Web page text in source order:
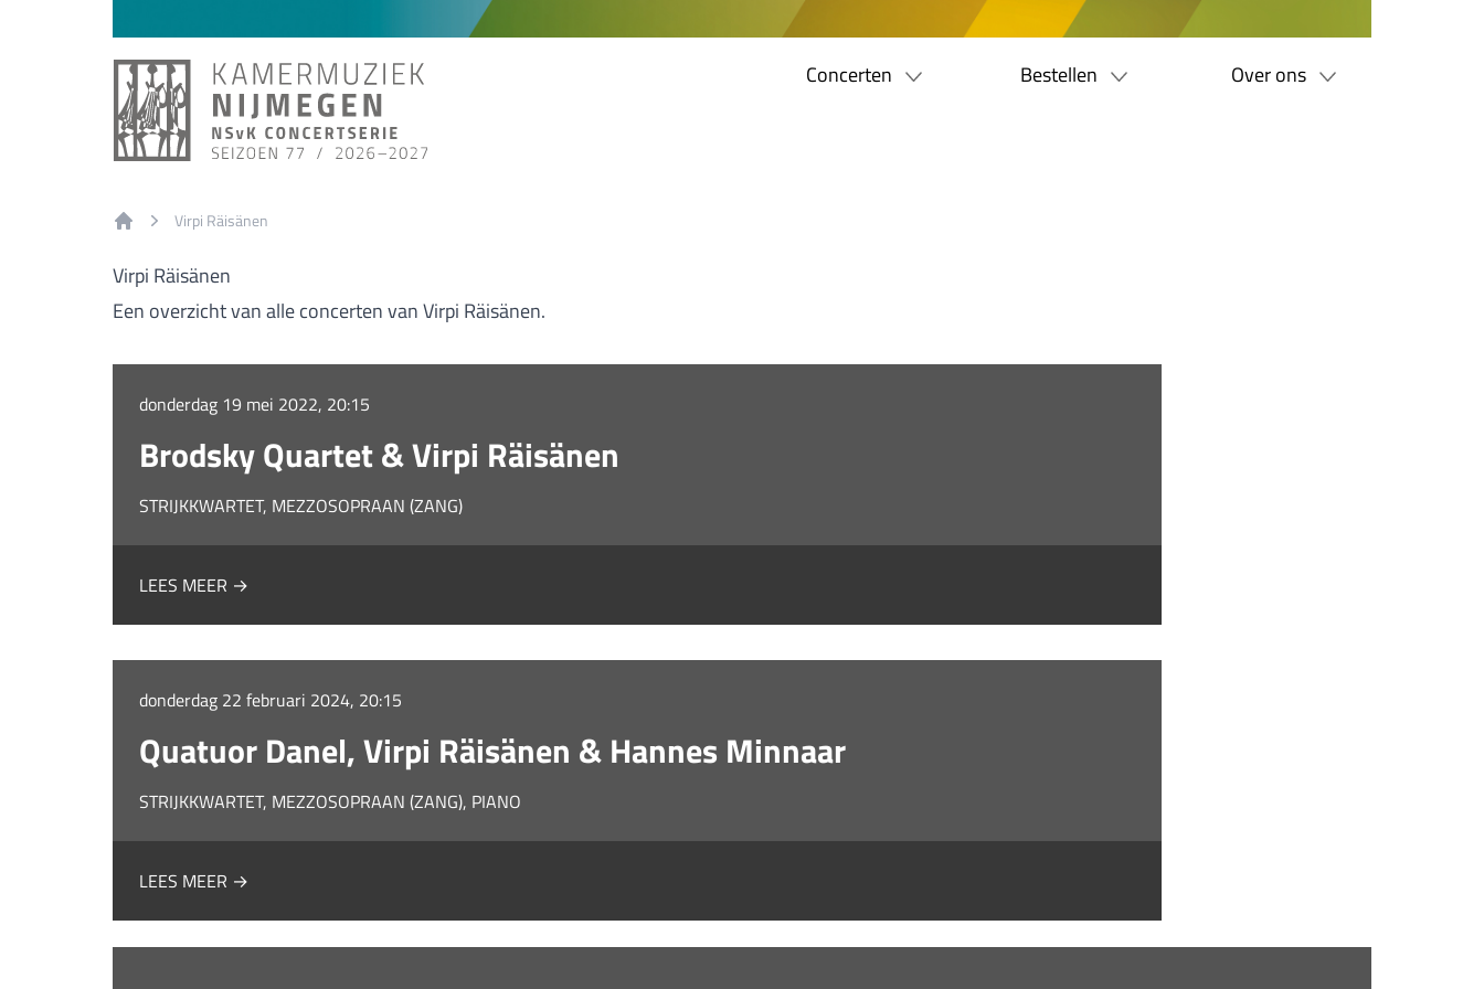
Concerten Bestellen Over ons
Virpi Räisänen
Virpi Räisänen
Een overzicht van alle concerten van Virpi Räisänen.
donderdag 19 mei 2022, 20:15
Brodsky Quartet & Virpi Räisänen
STRIJKKWARTET, MEZZOSOPRAAN (ZANG)
LEES MEER →
donderdag 22 februari 2024, 20:15
Quatuor Danel, Virpi Räisänen & Hannes Minnaar
STRIJKKWARTET, MEZZOSOPRAAN (ZANG), PIANO
LEES MEER →